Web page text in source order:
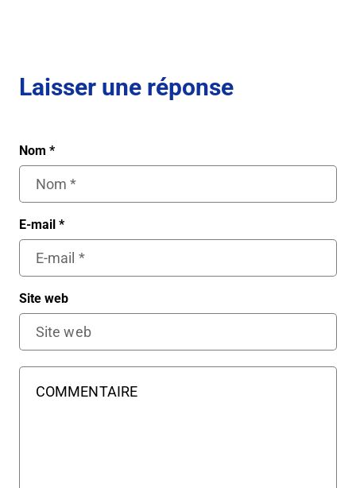
Laisser une réponse
Nom *
E-mail *
Site web